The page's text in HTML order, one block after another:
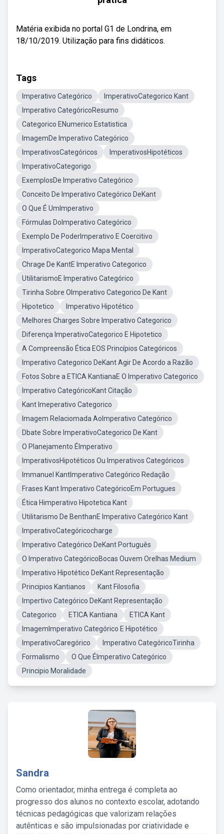
Matéria exibida no portal G1 de Londrina, em
18/10/2019. Utilização para fins didáticos.
Tags
Imperativo Categórico
ImperativoCategorico Kant
Imperativo CategóricoResumo
Categorico ENumerico Estatistica
ImagemDe Imperativo Categórico
ImperativosCategóricos
ImperativosHipotéticos
ImperativoCategorigo
ExemplosDe Imperativo Categórico
Conceito De Imperativo Categórico DeKant
O Que É UmImperativo
Fórmulas DoImperativo Categórico
Exemplo De PoderImperativo E Coercitivo
ImperativoCategorico Mapa Mental
Chrage De KantE Imperativo Categorico
UtilitarismoE Imperativo Categórico
Tirinha Sobre OImperativo Categorico De Kant
Hipotetico
Imperativo Hipotético
Melhores Charges Sobre Imperativo Categorico
Diferença ImperativoCategorico E Hipotetico
A Compreensão Ética EOS Princípios Categóricos
Imperativo Categorico DeKant Agir De Acordo a Razão
Fotos Sobre a ETICA KantianaE O Imperativo Categorico
Imperativo CategóricoKant Citação
Kant Imeperativo Categorico
Imagem Relaciomada AoImperativo Categórico
Dbate Sobre ImperativoCategorico De Kant
O Planejamento ÉImperativo
ImperativosHipotéticos Ou Imperativos Categóricos
Immanuel KantImperativo Categórico Redação
Frases Kant Imperativo CategóricoEm Portugues
Ética Himperativo Hipotetica Kant
Utilitarismo De BenthanE Imperativo Categórico Kant
ImperativoCategóricocharge
Imperativo Categórico DeKant Português
O Imperativo CategóricoBocas Ouvem Orelhas Medium
Imperativo Hipotético DeKant Representação
Principios Kantianos
Kant Filosofia
Impertivo Categórico DeKant Representação
Categorico
ETICA Kantiana
ETICA Kant
ImagemImperativo Categórico E Hipotético
ImperativoCaregórico
Imperativo CategóricoTirinha
Formalismo
O Que ÉImperativo Categórico
Principio Moralidade
Sandra
Como orientador, minha entrega é completa ao
progresso dos alunos no contexto escolar, adotando
técnicas pedagógicas que valorizam relações
autênticas e são impulsionadas por criatividade e